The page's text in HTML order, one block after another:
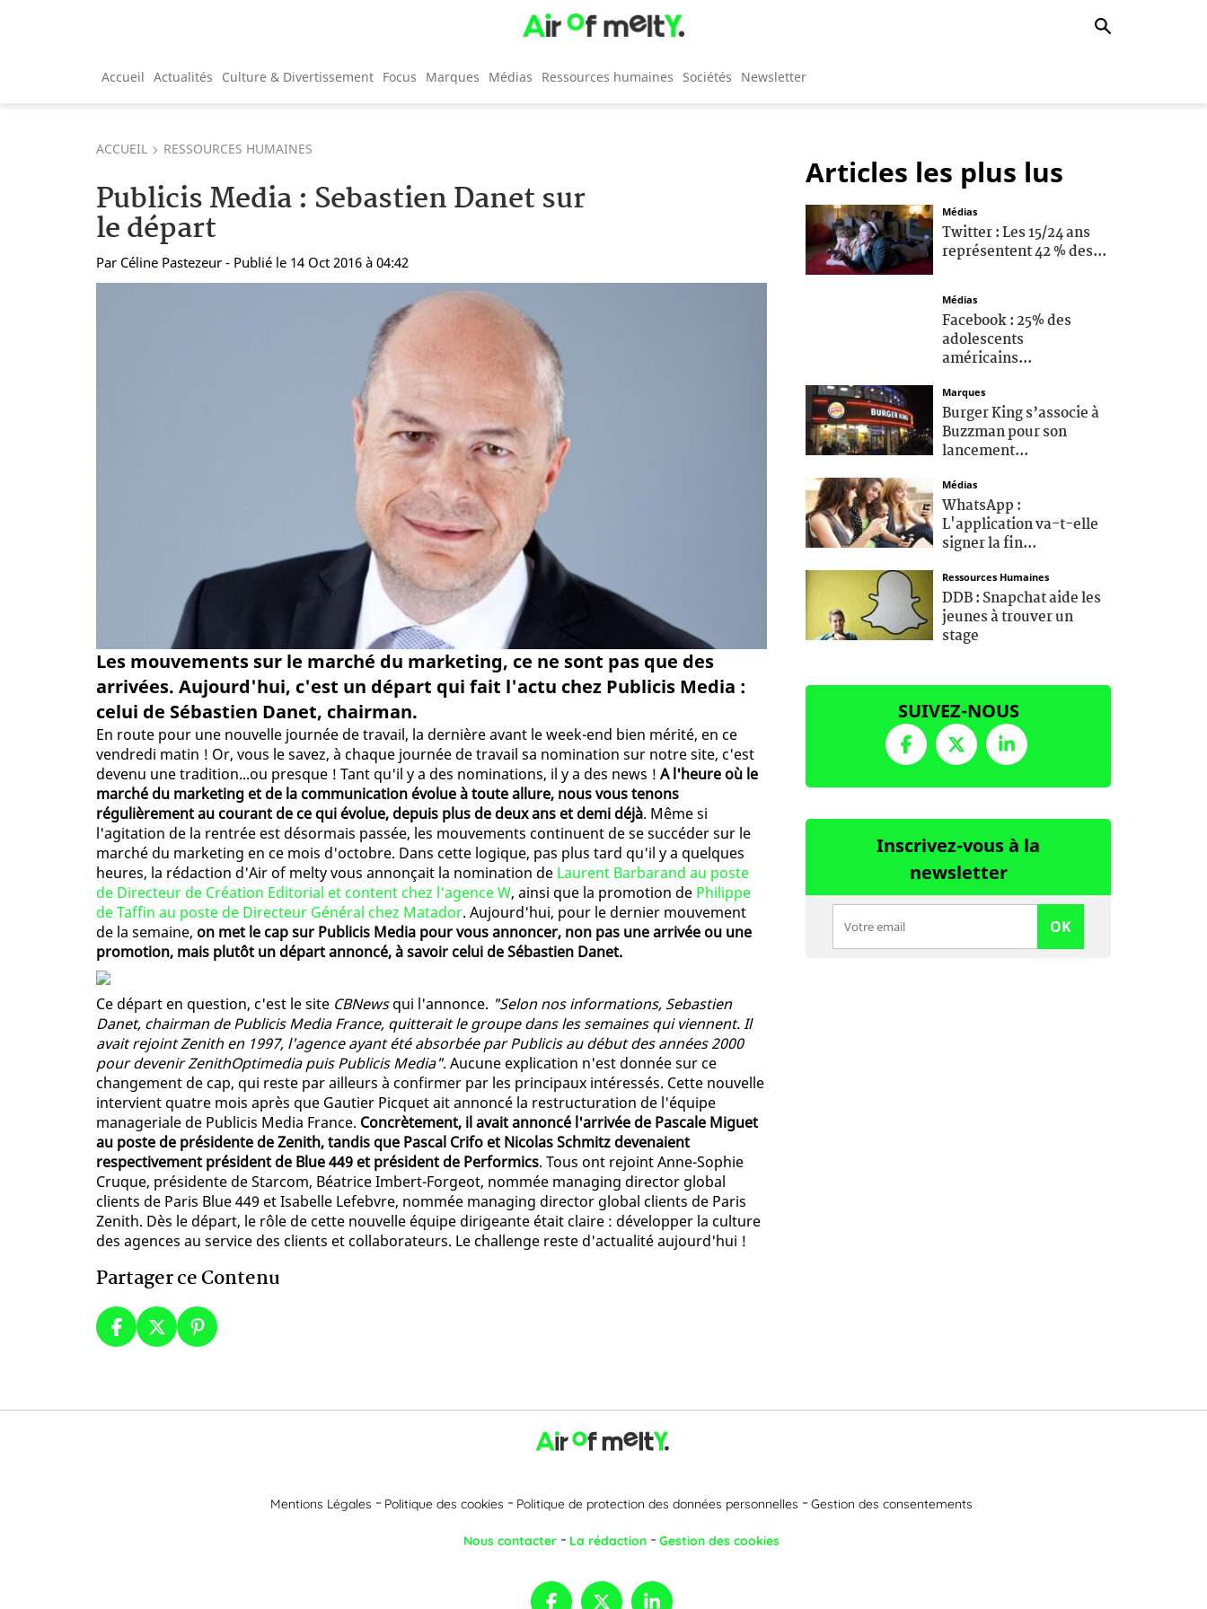
Accueil Actualités Culture & Divertissement Focus Marques Médias Ressources humaines Sociétés Newsletter
ACCUEIL RESSOURCES HUMAINES
Publicis Media : Sebastien Danet sur
le départ
Par Céline Pastezeur - Publié le 14 Oct 2016 à 04:42
Les mouvements sur le marché du marketing, ce ne sont pas que des
arrivées. Aujourd'hui, c'est un départ qui fait l'actu chez Publicis Media :
celui de Sébastien Danet, chairman.
En route pour une nouvelle journée de travail, la dernière avant le week-end bien mérité, en ce
vendredi matin ! Or, vous le savez, à chaque journée de travail sa nomination sur notre site, c'est
devenu une tradition...ou presque ! Tant qu'il y a des nominations, il y a des news ! A l'heure où le
marché du marketing et de la communication évolue à toute allure, nous vous tenons
régulièrement au courant de ce qui évolue, depuis plus de deux ans et demi déjà. Même si
l'agitation de la rentrée est désormais passée, les mouvements continuent de se succéder sur le
marché du marketing en ce mois d'octobre. Dans cette logique, pas plus tard qu'il y a quelques
heures, la rédaction d'Air of melty vous annonçait la nomination de Laurent Barbarand au poste
de Directeur de Création Editorial et content chez l'agence W, ainsi que la promotion de Philippe
de Taffin au poste de Directeur Général chez Matador. Aujourd'hui, pour le dernier mouvement
de la semaine, on met le cap sur Publicis Media pour vous annoncer, non pas une arrivée ou une
promotion, mais plutôt un départ annoncé, à savoir celui de Sébastien Danet.
Ce départ en question, c'est le site CBNewsqui l'annonce. "Selon nos informations, Sebastien
Danet, chairman de Publicis Media France, quitterait le groupe dans les semaines qui viennent. Il
avait rejoint Zenith en 1997, l'agence ayant été absorbée par Publicis au début des années 2000
pour devenir ZenithOptimedia puis Publicis Media". Aucune explication n'est donnée sur ce
changement de cap, qui reste par ailleurs à confirmer par les principaux intéressés. Cette nouvelle
intervient quatre mois après que Gautier Picquet ait annoncé la restructuration de l'équipe
manageriale de Publicis Media France. Concrètement, il avait annoncé l'arrivée de Pascale Miguet
au poste de présidente de Zenith, tandis que Pascal Crifo et Nicolas Schmitz devenaient
respectivement président de Blue 449 et président de Performics. Tous ont rejoint Anne-Sophie
Cruque, présidente de Starcom, Béatrice Imbert-Forgeot, nommée managing director global
clients de Paris Blue 449 et Isabelle Lefebvre, nommée managing director global clients de Paris
Zenith. Dès le départ, le rôle de cette nouvelle équipe dirigeante était claire : développer la culture
des agences au service des clients et collaborateurs. Le challenge reste d'actualité aujourd'hui !
Partager ce Contenu
Articles les plus lus
Médias
Twitter : Les 15/24 ans
représentent 42 % des...
Médias
Facebook : 25% des
adolescents
américains...
Marques
Burger King s’associe à
Buzzman pour son
lancement...
Médias
WhatsApp :
L'application va-t-elle
signer la fin...
Ressources Humaines
DDB : Snapchat aide les
jeunes à trouver un
stage
SUIVEZ-NOUS
Inscrivez-vous à la
newsletter
OK
Mentions Légales Politique des cookies Politique de protection des données personnelles Gestion des consentements
Nous contacter La rédaction Gestion des cookies